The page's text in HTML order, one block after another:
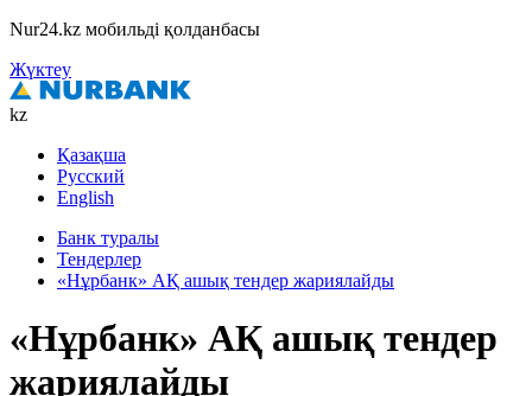
Nur24.kz мобильді қолданбасы
Жүктеу
kz
Қазақша
Русский
English
Банк туралы
Тендерлер
«Нұрбанк» АҚ ашық тендер жариялайды
«Нұрбанк» АҚ ашық тендер
жариялайды